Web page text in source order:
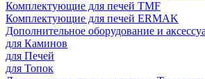
Комплектующие для печей TMF
Комплектующие для печей ERMAK
Дополнительное оборудование и
для Каминов
для Печей
для Топок